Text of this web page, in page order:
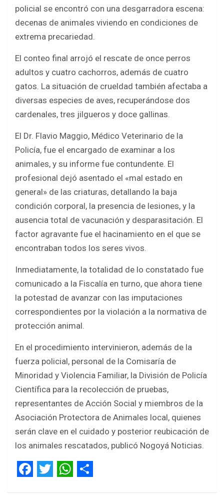
policial se encontró con una desgarradora escena:
decenas de animales viviendo en condiciones de
extrema precariedad.
El conteo final arrojó el rescate de once perros
adultos y cuatro cachorros, además de cuatro
gatos. La situación de crueldad también afectaba a
diversas especies de aves, recuperándose dos
cardenales, tres jilgueros y doce gallinas.
El Dr. Flavio Maggio, Médico Veterinario de la
Policía, fue el encargado de examinar a los
animales, y su informe fue contundente. El
profesional dejó asentado el «mal estado en
general» de las criaturas, detallando la baja
condición corporal, la presencia de lesiones, y la
ausencia total de vacunación y desparasitación. El
factor agravante fue el hacinamiento en el que se
encontraban todos los seres vivos.
Inmediatamente, la totalidad de lo constatado fue
comunicado a la Fiscalía en turno, que ahora tiene
la potestad de avanzar con las imputaciones
correspondientes por la violación a la normativa de
protección animal.
En el procedimiento intervinieron, además de la
fuerza policial, personal de la Comisaría de
Minoridad y Violencia Familiar, la División de Policía
Científica para la recolección de pruebas,
representantes de Acción Social y miembros de la
Asociación Protectora de Animales local, quienes
serán clave en el cuidado y posterior reubicación de
los animales rescatados, publicó Nogoyá Noticias.